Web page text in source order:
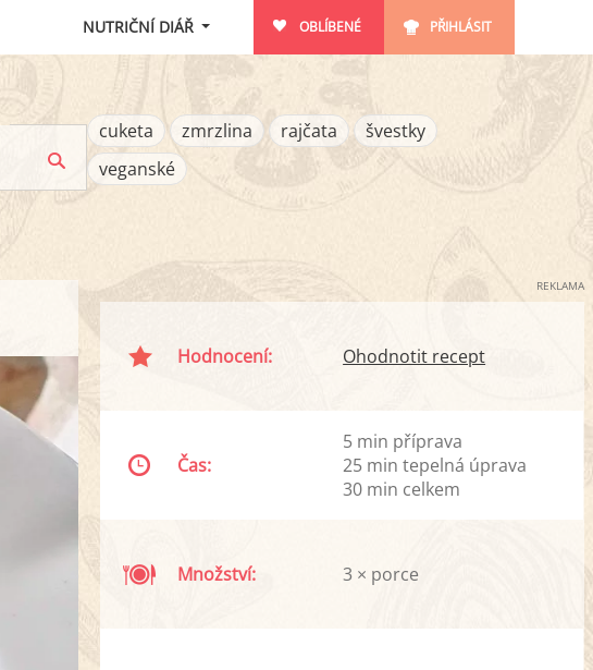
NUTRIČNÍ DIÁŘ OBLÍBENÉ PŘIHLÁSIT
cuketa
zmrzlina rajčata
švestky
veganské
REKLAMA
Hodnocení: Ohodnotit recept
Čas:
5 min příprava
25 min tepelná úprava
30 min celkem
Množství: 3 × porce